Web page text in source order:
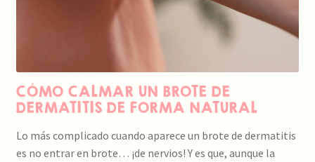
CÓMO CALMAR UN BROTE DE
DERMATITIS DE FORMA NATURAL
Lo más complicado cuando aparece un brote de dermatitis
es no entrar en brote… ¡de nervios! Y es que, aunque la